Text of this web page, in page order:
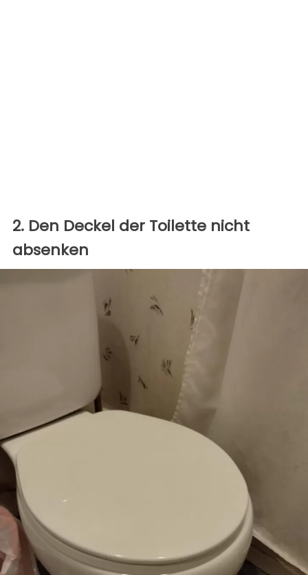
2. Den Deckel der Toilette nicht
absenken